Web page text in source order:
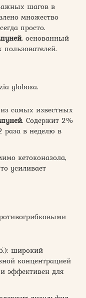
шагов в
множество
просто.
, основанный
globosa.
самых известных
. Содержит 2%
раза в неделю в
кетоконазола,
усиливает
широкий
концентрацией
эффективен для